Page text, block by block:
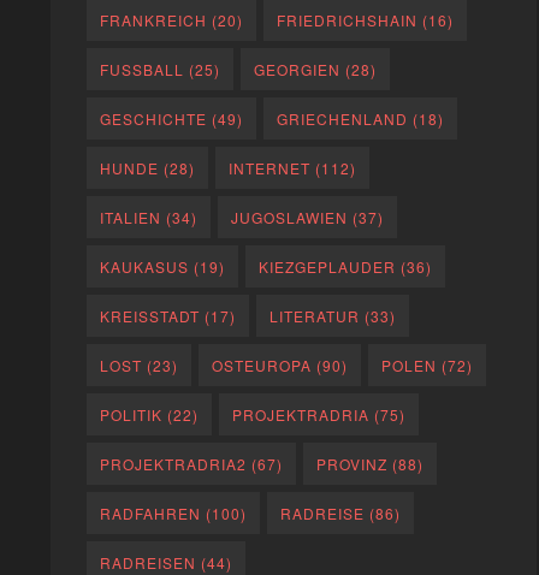
FRANKREICH (20) FRIEDRICHSHAIN (16)
FUSSBALL (25) GEORGIEN (28)
GESCHICHTE (49) GRIECHENLAND (18)
HUNDE (28) INTERNET (112)
ITALIEN (34) JUGOSLAWIEN (37)
KAUKASUS (19) KIEZGEPLAUDER (36)
KREISSTADT (17) LITERATUR (33)
LOST (23) OSTEUROPA (90) POLEN (72)
POLITIK (22) PROJEKTRADRIA (75)
PROJEKTRADRIA2 (67) PROVINZ (88)
RADFAHREN (100) RADREISE (86)
RADREISEN (44)